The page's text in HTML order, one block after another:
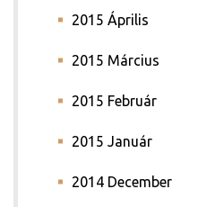
2015 Április
2015 Március
2015 Február
2015 Január
2014 December